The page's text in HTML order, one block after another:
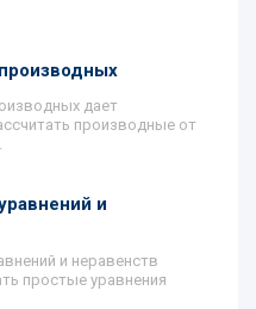
дает
производные от
и
и неравенств
простые уравнения